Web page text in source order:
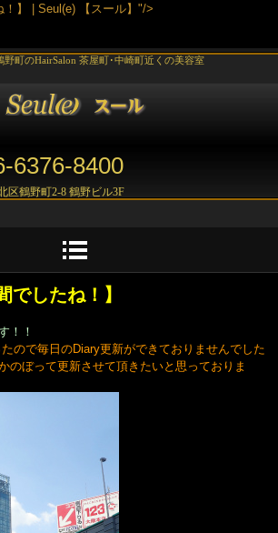
！】 | Seul(e) 【スール】"/>
野町のHairSalon 茶屋町･中崎町近くの美容室
6376-8400
区鶴野町2-8 鶴野ビル3F
でしたね！】
！！
ので毎日のDiary更新ができておりませんでした
のぼって更新させて頂きたいと思っておりま